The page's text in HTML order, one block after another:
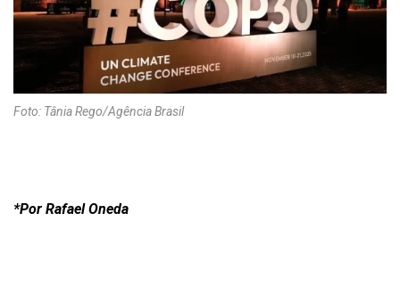
Foto: Tânia Rego/Agência Brasil
*Por Rafael Oneda